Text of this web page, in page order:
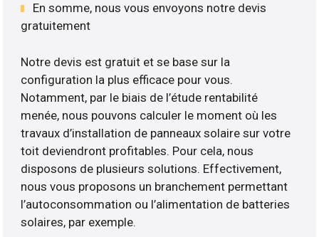
En somme, nous vous envoyons notre devis
gratuitement
Notre devis est gratuit et se base sur la
configuration la plus efficace pour vous.
Notamment, par le biais de l’étude rentabilité
menée, nous pouvons calculer le moment où les
travaux d’installation de panneaux solaire sur votre
toit deviendront profitables. Pour cela, nous
disposons de plusieurs solutions. Effectivement,
nous vous proposons un branchement permettant
l’autoconsommation ou l’alimentation de batteries
solaires, par exemple.